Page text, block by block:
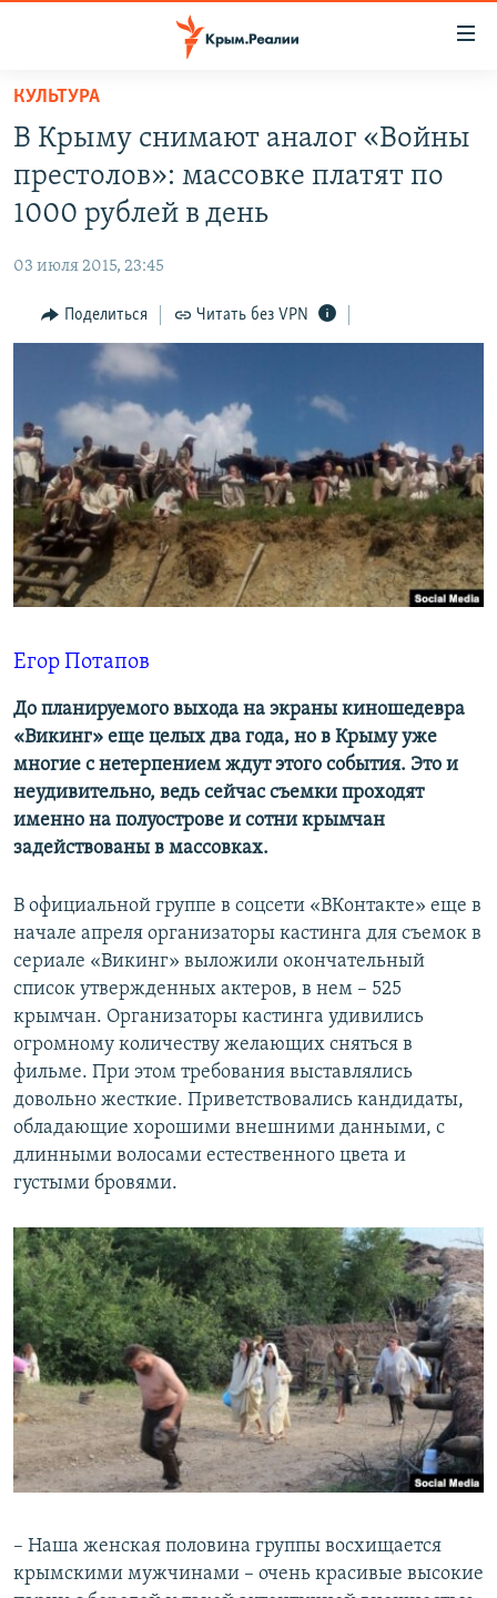
Вернуться
основному
содержанию
Вернутся
главной
Вернутся
СПЕЦПРОЕКТЫ
11 ЛЕТ ОККУПАЦИИ КРЫМА. 11 ИСТОРИЙ СОПРОТИВЛЕНИЯ
ВОДА
ЕЩЕ
ИНТЕРАКТИВ
ИНФОГРАФИКА
ТЕЛЕПРОЕКТ КРЫМ.РЕАЛИИ
СОВЕТЫ ПРАВОЗАЩИТНИКОВ
ПРОПАВШИЕ БЕЗ ВЕСТИ
ПОБЕДИТЕЛЕЙ НЕ СУДЯТ?
КРЫМ.НЕПОКОРЕННЫЙ
ELIFBE
РАДІО СВОБОДА
КАК ОБОЙТИ БЛОКИРОВКУ
Українською
Qırımtatar
ПРИСОЕДИНЯЙТЕСЬ!
Все сайты RFE/RL
КУЛЬТУРА
В Крыму снимают аналог «Войны
престолов»: массовке платят по
1000 рублей в день
03 июля 2015, 23:45
Поделиться Читать без VPN
Егор Потапов
До планируемого выхода на экраны киношедевра
«Викинг» еще целых два года, но в Крыму уже
многие с нетерпением ждут этого события. Это и
неудивительно, ведь сейчас съемки проходят
именно на полуострове и сотни крымчан
задействованы в массовках.
В официальной группе в соцсети «ВКонтакте» еще в
начале апреля организаторы кастинга для съемок в
сериале «Викинг» выложили окончательный
список утвержденных актеров, в нем – 525
крымчан. Организаторы кастинга удивились
огромному количеству желающих сняться в
фильме. При этом требования выставлялись
довольно жесткие. Приветствовались кандидаты,
обладающие хорошими внешними данными, с
длинными волосами естественного цвета и
густыми бровями.
– Наша женская половина группы восхищается
крымскими мужчинами – очень красивые высокие